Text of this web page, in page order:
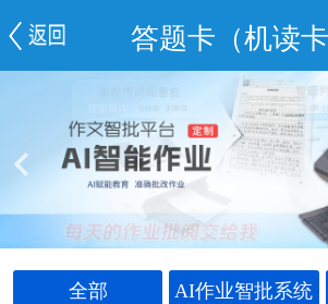
答题卡（机读卡
全部 AI作业智批系统